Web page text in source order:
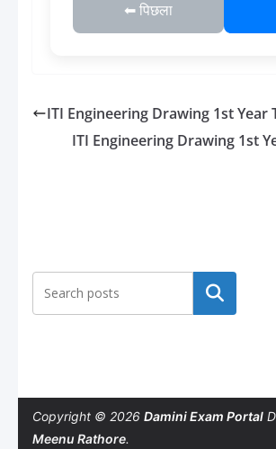
⬅ पिछला
ITI Engineering Drawing 1st Year
ITI Engineering Drawing 1st
Search
Copyright © 2026 Damini Exam Portal
Meenu Rathore.